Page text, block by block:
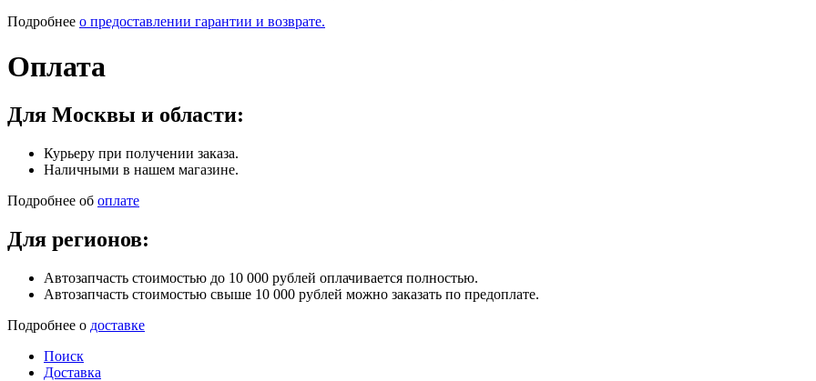
Подробнее о предоставлении гарантии и возврате.
Оплата
Для Москвы и области:
Курьеру при получении заказа.
Наличными в нашем магазине.
Подробнее об оплате
Для регионов:
Автозапчасть стоимостью до 10 000 рублей оплачивается полностью.
Автозапчасть стоимостью свыше 10 000 рублей можно заказать по предоплате.
Подробнее о доставке
Поиск
Доставка